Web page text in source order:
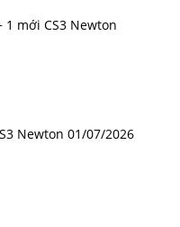
mới CS3 Newton
Newton 01/07/2026